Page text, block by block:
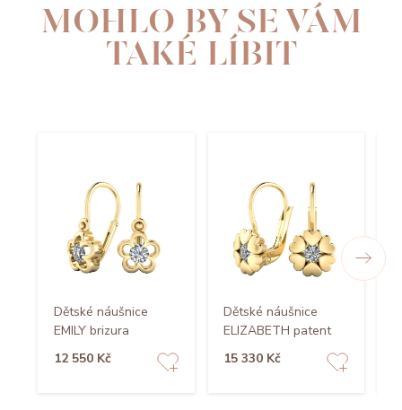
MOHLO BY SE VÁM
TAKÉ LÍBIT
Dětské náušnice
EMILY brizura
12 550 Kč
Dětské náušnice
ELIZABETH patent
15 330 Kč